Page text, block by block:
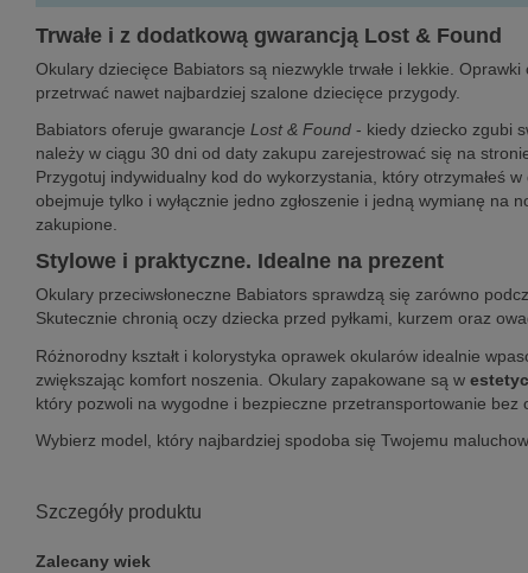
Trwałe i z dodatkową gwarancją Lost & Found
Okulary dziecięce Babiators są niezwykle trwałe i lekkie.
przetrwać nawet najbardziej szalone dziecięce przygody.
Babiators oferuje gwarancje Lost & Found - kiedy dziecko zgubi
należy w ciągu 30 dni od daty zakupu zarejestrować się na
Przygotuj indywidualny kod do wykorzystania, który otrzymałeś
obejmuje tylko i wyłącznie jedno zgłoszenie i jedną wymianę
zakupione.
Stylowe i praktyczne. Idealne na prezent
Okulary przeciwsłoneczne Babiators sprawdzą się zarówno
Skutecznie chronią oczy dziecka przed pyłkami, kurzem oraz
Różnorodny kształt i kolorystyka oprawek okularów idealnie
zwiększając komfort noszenia. Okulary zapakowane są w
który pozwoli na wygodne i bezpieczne przetransportowanie
Wybierz model, który najbardziej spodoba się Twojemu
Szczegóły produktu
Zalecany wiek